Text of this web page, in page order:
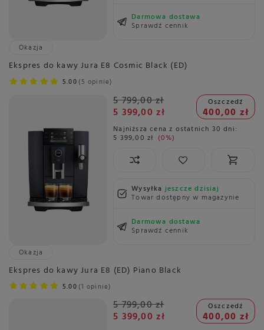
Darmowa dostawa
Sprawdź cennik
Okazja
Ekspres do kawy Jura E8 Cosmic Black (ED)
5.00 5 opinie
5 799,00 zł
5 399,00 zł
Oszczedź
400,00 zł
Najniższa cena z ostatnich 30 dni:
5 399,00 zł 0%
Wysyłkajeszcze dzisiaj
Towar dostępny w magazynie
Darmowa dostawa
Sprawdź cennik
Okazja
Ekspres do kawy Jura E8 (ED) Piano Black
5.00 1 opinie
5 799,00 zł
5 399,00 zł
Oszczedź
400,00 zł